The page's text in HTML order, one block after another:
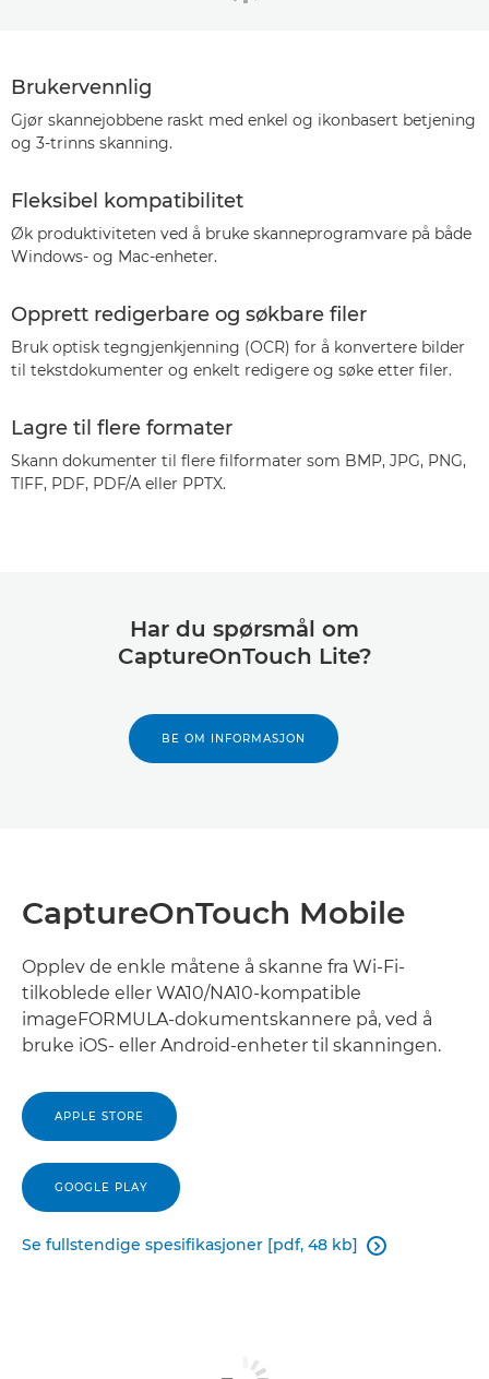
Brukervennlig
Gjør skannejobbene raskt med enkel og ikonbasert betjening
og 3-trinns skanning.
Fleksibel kompatibilitet
Øk produktiviteten ved å bruke skanneprogramvare på både
Windows- og Mac-enheter.
Opprett redigerbare og søkbare filer
Bruk optisk tegngjenkjenning (OCR) for å konvertere bilder
til tekstdokumenter og enkelt redigere og søke etter filer.
Lagre til flere formater
Skann dokumenter til flere filformater som BMP, JPG, PNG,
TIFF, PDF, PDF/A eller PPTX.
Har du spørsmål om
CaptureOnTouch Lite?
BE OM INFORMASJON
CaptureOnTouch Mobile
Opplev de enkle måtene å skanne fra Wi-Fi-
tilkoblede eller WA10/NA10-kompatible
imageFORMULA-dokumentskannere på, ved å
bruke iOS- eller Android-enheter til skanningen.
APPLE STORE
GOOGLE PLAY
Se fullstendige spesifikasjoner [pdf, 48 kb] 